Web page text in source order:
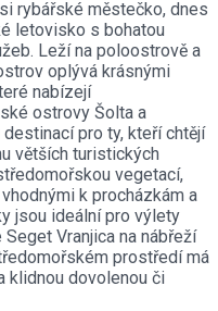
rybářské městečko, dnes
letovisko s bohatou
Leží na poloostrově a
oplývá krásnými
nabízejí
ostrovy Šolta a
pro ty, kteří chtějí
větších turistických
vegetací,
k procházkám a
jsou ideální pro výlety
Vranjica na nábřeží
prostředí má
klidnou dovolenou či